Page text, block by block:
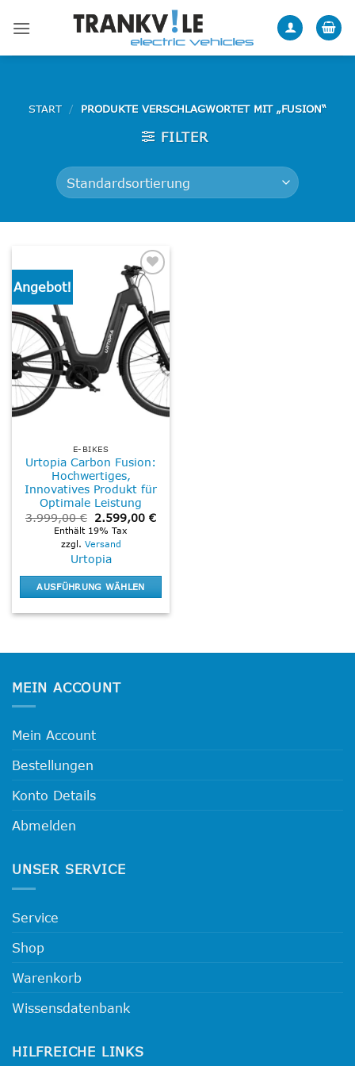
Inhalt
START / PRODUKTE VERSCHLAGWORTET MIT „FUSION“
FILTER
Angebot!
Add to
wishlist
E-BIKES
Urtopia Carbon Fusion:
Hochwertiges,
Innovatives Produkt für
Optimale Leistung
3.999,00€ Ursprünglicher
Preis
war:
3.999,00 €
2.599,00€Aktueller
Enthält 19% Tax
zzgl. Versand
Urtopia
AUSFÜHRUNG WÄHLEN
mehrere
auf.
können
der
MEIN ACCOUNT
Mein Account
Bestellungen
Konto Details
Abmelden
UNSER SERVICE
Service
Shop
Warenkorb
Wissensdatenbank
HILFREICHE LINKS